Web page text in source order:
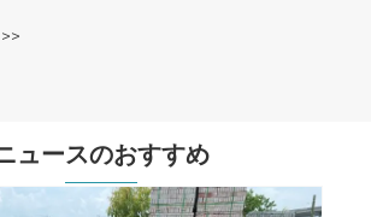
ュースのおすすめ